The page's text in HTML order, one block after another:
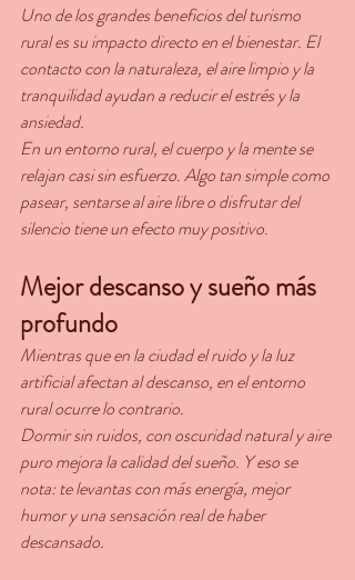
Uno de los grandes beneficios del turismo
rural es su impacto directo en el bienestar. El
contacto con la naturaleza, el aire limpio y la
tranquilidad ayudan a reducir el estrés y la
ansiedad.
En un entorno rural, el cuerpo y la mente se
relajan casi sin esfuerzo. Algo tan simple como
pasear, sentarse al aire libre o disfrutar del
silencio tiene un efecto muy positivo.
Mejor descanso y sueño más
profundo
Mientras que en la ciudad el ruido y la luz
artificial afectan al descanso, en el entorno
rural ocurre lo contrario.
Dormir sin ruidos, con oscuridad natural y aire
puro mejora la calidad del sueño. Y eso se
nota: te levantas con más energía, mejor
humor y una sensación real de haber
descansado.